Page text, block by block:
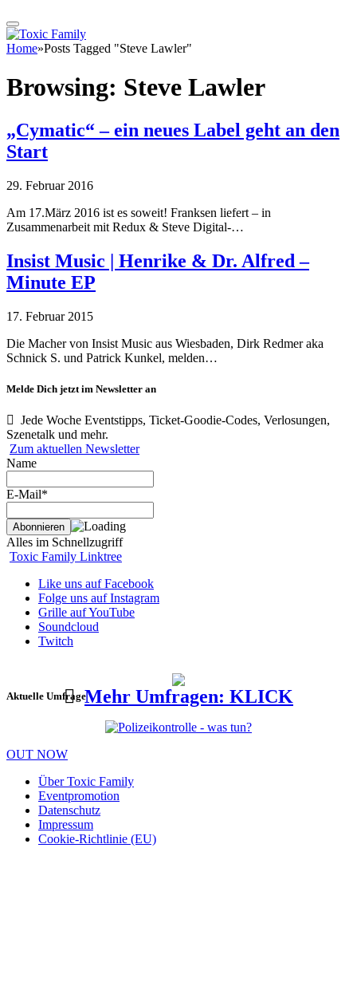
Home»Posts Tagged "Steve Lawler"
Browsing: Steve Lawler
„Cymatic“ – ein neues Label geht an den
Start
29. Februar 2016
Am 17.März 2016 ist es soweit! Franksen liefert – in
Zusammenarbeit mit Redux & Steve Digital-…
Insist Music | Henrike & Dr. Alfred –
Minute EP
17. Februar 2015
Die Macher von Insist Music aus Wiesbaden, Dirk Redmer aka
Schnick S. und Patrick Kunkel, melden…
Melde Dich jetzt im Newsletter an
Jede Woche Eventstipps, Ticket-Goodie-Codes, Verlosungen,
Szenetalk und mehr.
Zum aktuellen Newsletter
Name
E-Mail*
Alles im Schnellzugriff
Toxic Family Linktree
Like uns auf Facebook
Folge uns auf Instagram
Grille auf YouTube
Soundcloud
Twitch
Aktuelle UmfrageMehr Umfragen: KLICK
OUT NOW
Über Toxic Family
Eventpromotion
Datenschutz
Impressum
Cookie-Richtlinie (EU)